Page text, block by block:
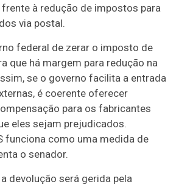
à redução de impostos para
via postal.
federal de zerar o imposto de
que há margem para redução na
se o governo facilita a entrada
é coerente oferecer
para os fabricantes
eles sejam prejudicados.
funciona como uma medida de
o senador.
devolução será gerida pela